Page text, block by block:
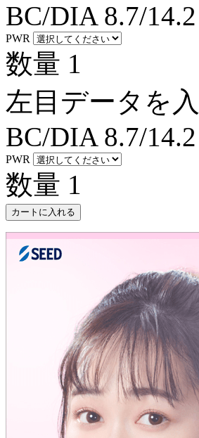
BC/DIA 8.7/14.2
PWR
数量 1
左目データを
BC/DIA 8.7/14.2
PWR
数量 1
カートに入れる